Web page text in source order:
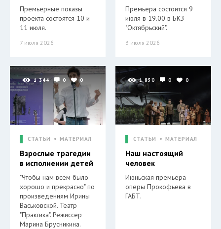
Премьерные показы
проекта состоятся 10 и
11 июля.
7 июля 2026
Премьера состоится 9
июля в 19.00 в БКЗ
"Октябрьский".
3 июля 2026
1 344 0 0
СТАТЬИ МАТЕРИАЛ
Взрослые трагедии
в исполнении детей
"Чтобы нам всем было
хорошо и прекрасно" по
произведениям Ирины
Васьковской. Театр
"Практика". Режиссер
Марина Брусникина.
1 850 0 0
СТАТЬИ МАТЕРИАЛ
Наш настоящий
человек
Июньская премьера
оперы Прокофьева в
ГАБТ.